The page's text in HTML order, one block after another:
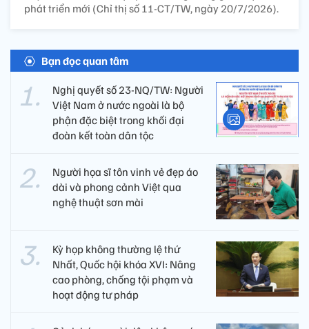
phát triển mới (Chỉ thị số 11-CT/TW, ngày 20/7/2026).
Bạn đọc quan tâm
Nghị quyết số 23-NQ/TW: Người
Việt Nam ở nước ngoài là bộ
phận đặc biệt trong khối đại
đoàn kết toàn dân tộc
Người họa sĩ tôn vinh vẻ đẹp áo
dài và phong cảnh Việt qua
nghệ thuật sơn mài
Kỳ họp không thường lệ thứ
Nhất, Quốc hội khóa XVI: Nâng
cao phòng, chống tội phạm và
hoạt động tư pháp